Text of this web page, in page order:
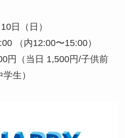
日（日）
（内12:00〜15:00）
円（当日 1,500円/子供前
生）